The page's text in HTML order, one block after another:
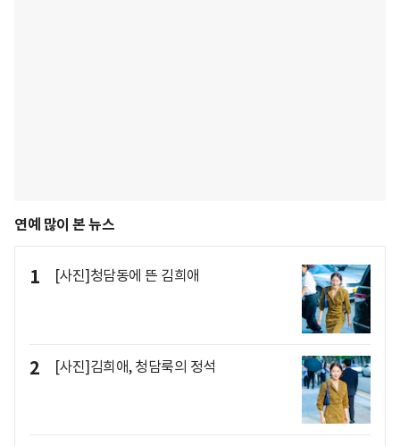
연예 많이 본 뉴스
1 [사진]청담동에 뜬 김희애
2 [사진]김희애, 청담룩의 정석